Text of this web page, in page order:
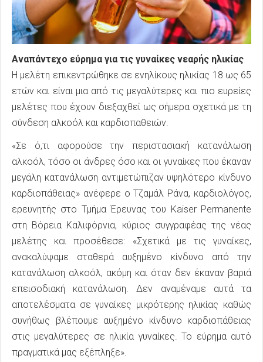
Αναπάντεχο εύρημα για τις γυναίκες νεαρής ηλικίας
Η μελέτη επικεντρώθηκε σε ενηλίκους ηλικίας 18 ως 65
ετών και είναι μια από τις μεγαλύτερες και πιο ευρείες
μελέτες που έχουν διεξαχθεί ως σήμερα σχετικά με τη
σύνδεση αλκοόλ και καρδιοπαθειών.
«Σε ό,τι αφορούσε την περιστασιακή κατανάλωση
αλκοόλ, τόσο οι άνδρες όσο και οι γυναίκες που έκαναν
μεγάλη κατανάλωση αντιμετώπιζαν υψηλότερο κίνδυνο
καρδιοπάθειας» ανέφερε ο Τζαμάλ Ράνα, καρδιολόγος,
ερευνητής στο Τμήμα Έρευνας του Kaiser Permanente
στη Βόρεια Καλιφόρνια, κύριος συγγραφέας της νέας
μελέτης και προσέθεσε: «Σχετικά με τις γυναίκες,
ανακαλύψαμε σταθερά αυξημένο κίνδυνο από την
κατανάλωση αλκοόλ, ακόμη και όταν δεν έκαναν βαριά
επεισοδιακή κατανάλωση. Δεν αναμέναμε αυτά τα
αποτελέσματα σε γυναίκες μικρότερης ηλικίας καθώς
συνήθως βλέπουμε αυξημένο κίνδυνο καρδιοπάθειας
στις μεγαλύτερες σε ηλικία γυναίκες. Το εύρημα αυτό
πραγματικά μας εξέπληξε».